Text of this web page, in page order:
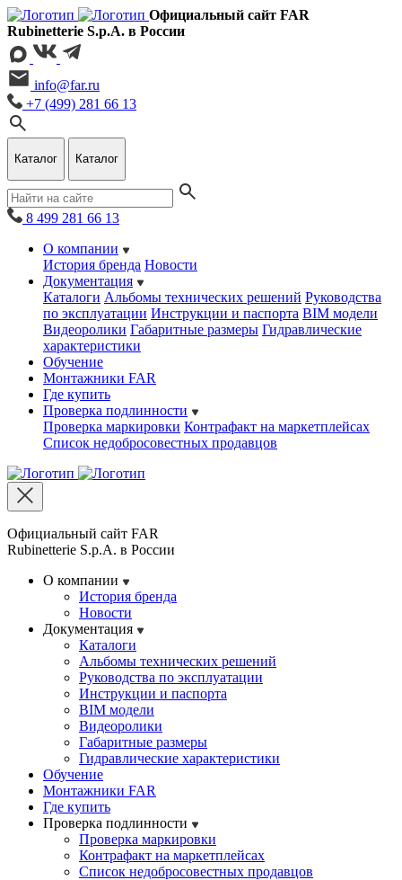
Официальный сайт FAR
Rubinetterie S.p.A. в России
info@far.ru
+7 (499) 281 66 13
Каталог Каталог
8 499 281 66 13
О компании
История бренда Новости
Документация
Каталоги Альбомы технических решений Руководства
по эксплуатации Инструкции и паспорта BIM модели
Видеоролики Габаритные размеры Гидравлические
характеристики
Обучение
Монтажники FAR
Где купить
Проверка подлинности
Проверка маркировки Контрафакт на маркетплейсах
Cписок недобросовестных продавцов
Официальный сайт FAR
Rubinetterie S.p.A. в России
О компании
История бренда
Новости
Документация
Каталоги
Альбомы технических решений
Руководства по эксплуатации
Инструкции и паспорта
BIM модели
Видеоролики
Габаритные размеры
Гидравлические характеристики
Обучение
Монтажники FAR
Где купить
Проверка подлинности
Проверка маркировки
Контрафакт на маркетплейсах
Cписок недобросовестных продавцов